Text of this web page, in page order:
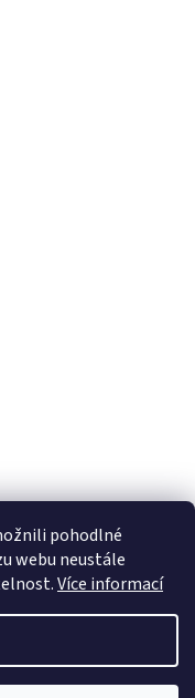
pohodlné
webu neustále
Více informací
papír prodej a tisk.